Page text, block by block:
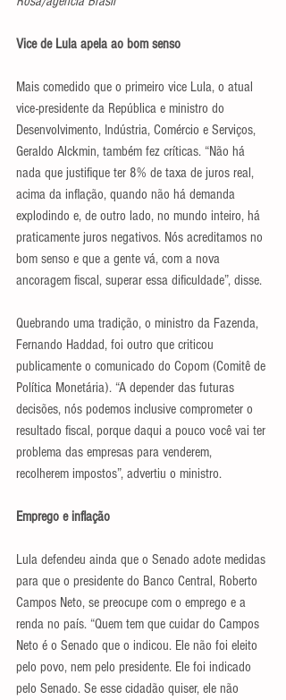
Vice de Lula apela ao bom senso
Mais comedido que o primeiro vice Lula, o atual
vice-presidente da República e ministro do
Desenvolvimento, Indústria, Comércio e Serviços,
Geraldo Alckmin, também fez críticas. “Não há
nada que justifique ter 8% de taxa de juros real,
acima da inflação, quando não há demanda
explodindo e, de outro lado, no mundo inteiro, há
praticamente juros negativos. Nós acreditamos no
bom senso e que a gente vá, com a nova
ancoragem fiscal, superar essa dificuldade”, disse.
Quebrando uma tradição, o ministro da Fazenda,
Fernando Haddad, foi outro que criticou
publicamente o comunicado do Copom (Comitê de
Política Monetária). “A depender das futuras
decisões, nós podemos inclusive comprometer o
resultado fiscal, porque daqui a pouco você vai ter
problema das empresas para venderem,
recolherem impostos”, advertiu o ministro.
Emprego e inflação
Lula defendeu ainda que o Senado adote medidas
para que o presidente do Banco Central, Roberto
Campos Neto, se preocupe com o emprego e a
renda no país. “Quem tem que cuidar do Campos
Neto é o Senado que o indicou. Ele não foi eleito
pelo povo, nem pelo presidente. Ele foi indicado
pelo Senado. Se esse cidadão quiser, ele não